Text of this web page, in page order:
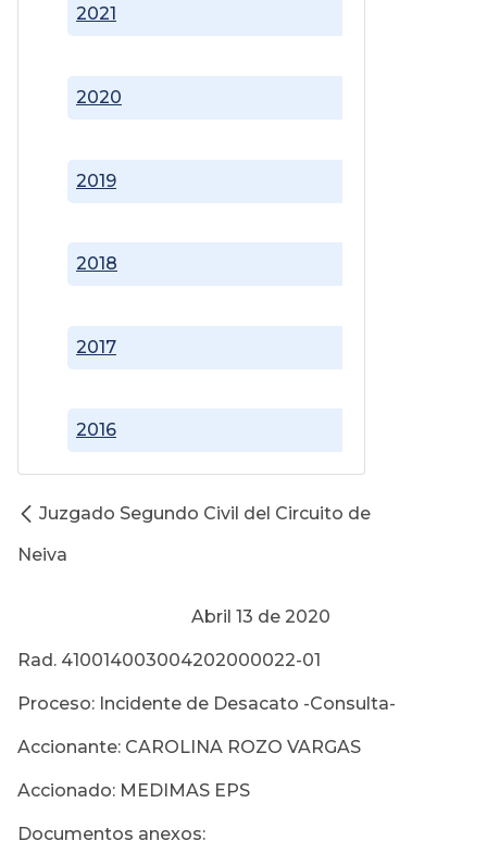
2016
2017
2018
2019
2020
2021
Juzgado Segundo Civil del Circuito de
Neiva
Abril 13 de 2020
Rad. 410014003004202000022-01
Proceso: Incidente de Desacato -Consulta-
Accionante: CAROLINA ROZO VARGAS
Accionado: MEDIMAS EPS
Documentos anexos: